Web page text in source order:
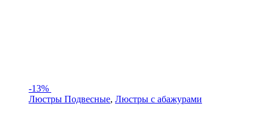
-13%
Люстры Подвесные, Люстры с абажурами